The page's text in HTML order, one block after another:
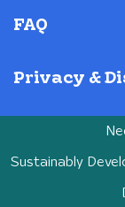
FAQ
Privacy &
Sustainably